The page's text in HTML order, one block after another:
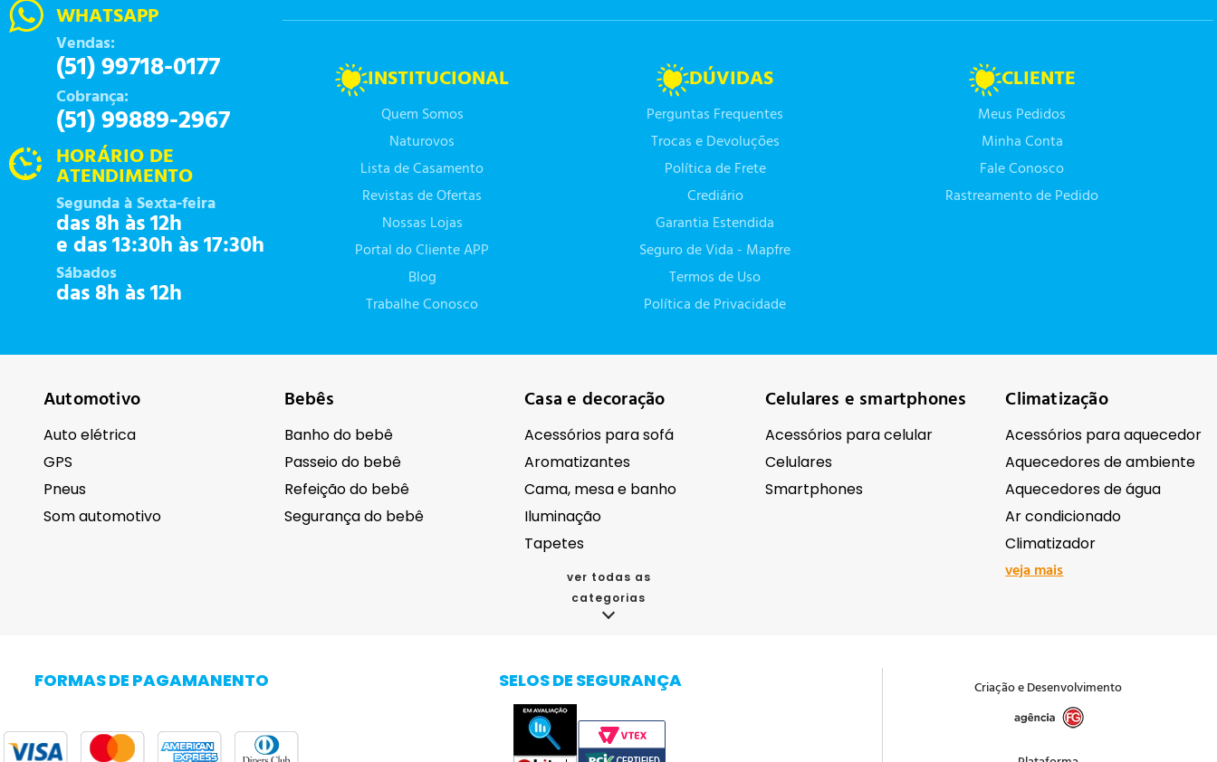
WHATSAPP
Vendas:
(51) 99718-0177
Cobrança:
(51) 99889-2967
HORÁRIO DE
ATENDIMENTO
Segunda à Sexta-feira
das 8h às 12h
e das 13:30h às 17:30h
Sábados
das 8h às 12h
INSTITUCIONAL
Quem Somos
Naturovos
Lista de Casamento
Revistas de Ofertas
Nossas Lojas
Portal do Cliente APP
Blog
Trabalhe Conosco
DÚVIDAS
Perguntas Frequentes
Trocas e Devoluções
Política de Frete
Crediário
Garantia Estendida
Seguro de Vida - Mapfre
Termos de Uso
Política de Privacidade
CLIENTE
Meus Pedidos
Minha Conta
Fale Conosco
Rastreamento de Pedido
Automotivo
Auto elétrica
GPS
Pneus
Som automotivo
Bebês
Banho do bebê
Passeio do bebê
Refeição do bebê
Segurança do bebê
Casa e decoração
Acessórios para sofá
Aromatizantes
Cama, mesa e banho
Iluminação
Tapetes
Celulares e smartphones
Acessórios para celular
Celulares
Smartphones
Climatização
Acessórios para aquecedor
Aquecedores de ambiente
Aquecedores de água
Ar condicionado
Climatizador
veja mais
Higiene
Cafeteiras
Andaimes e cavaletes
ver todas as
categorias
FORMAS DE PAGAMANENTO SELOS DE SEGURANÇA Criação e Desenvolvimento